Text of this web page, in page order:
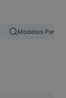
Modelos Para